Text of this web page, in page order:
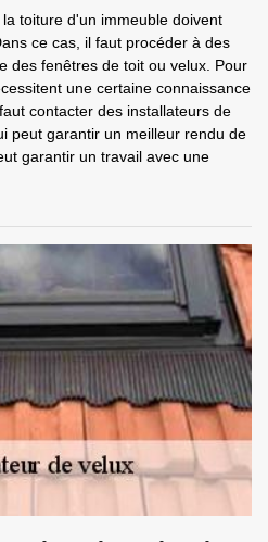
toiture d'un immeuble doivent
ce cas, il faut procéder à des
des fenêtres de toit ou velux. Pour
une certaine connaissance
contacter des installateurs de
peut garantir un meilleur rendu de
garantir un travail avec une